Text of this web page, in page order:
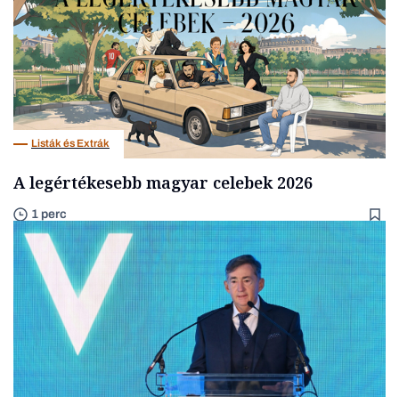
Listák és Extrák
A legértékesebb magyar celebek 2026
1 perc